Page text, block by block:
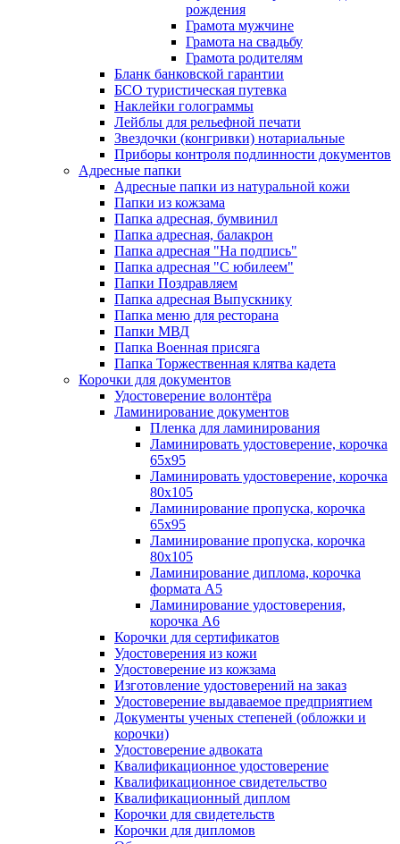
рождения
Грамота мужчине
Грамота на свадьбу
Грамота родителям
Бланк банковской гарантии
БСО туристическая путевка
Наклейки голограммы
Лейблы для рельефной печати
Звездочки (конгривки) нотариальные
Приборы контроля подлинности документов
Адресные папки
Адресные папки из натуральной кожи
Папки из кожзама
Папка адресная, бумвинил
Папка адресная, балакрон
Папка адресная "На подпись"
Папка адресная "C юбилеем"
Папки Поздравляем
Папка адресная Выпускнику
Папка меню для ресторана
Папки МВД
Папка Военная присяга
Папка Торжественная клятва кадета
Корочки для документов
Удостоверение волонтёра
Ламинирование документов
Пленка для ламинирования
Ламинировать удостоверение, корочка
65х95
Ламинировать удостоверение, корочка
80х105
Ламинирование пропуска, корочка
65х95
Ламинирование пропуска, корочка
80х105
Ламинирование диплома, корочка
формата А5
Ламинирование удостоверения,
корочка А6
Корочки для сертификатов
Удостоверения из кожи
Удостоверение из кожзама
Изготовление удостоверений на заказ
Удостоверение выдаваемое предприятием
Документы ученых степеней (обложки и
корочки)
Удостоверение адвоката
Квалификационное удостоверение
Квалификационное свидетельство
Квалификационный диплом
Корочки для свидетельств
Корочки для дипломов